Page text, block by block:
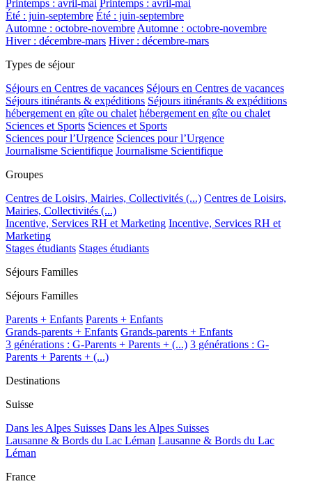
Printemps : avril-mai Printemps : avril-mai
Été : juin-septembre Été : juin-septembre
Automne : octobre-novembre Automne : octobre-novembre
Hiver : décembre-mars Hiver : décembre-mars
Types de séjour
Séjours en Centres de vacances Séjours en Centres de vacances
Séjours itinérants & expéditions Séjours itinérants & expéditions
hébergement en gîte ou chalet hébergement en gîte ou chalet
Sciences et Sports Sciences et Sports
Sciences pour l’Urgence Sciences pour l’Urgence
Journalisme Scientifique Journalisme Scientifique
Groupes
Centres de Loisirs, Mairies, Collectivités (...) Centres de Loisirs,
Mairies, Collectivités (...)
Incentive, Services RH et Marketing Incentive, Services RH et
Marketing
Stages étudiants Stages étudiants
Séjours Familles
Séjours Familles
Parents + Enfants Parents + Enfants
Grands-parents + Enfants Grands-parents + Enfants
3 générations : G-Parents + Parents + (...) 3 générations : G-
Parents + Parents + (...)
Destinations
Suisse
Dans les Alpes Suisses Dans les Alpes Suisses
Lausanne & Bords du Lac Léman Lausanne & Bords du Lac
Léman
France